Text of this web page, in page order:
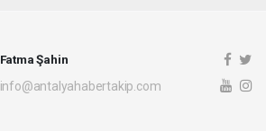
Fatma Şahin
info@antalyahabertakip.com